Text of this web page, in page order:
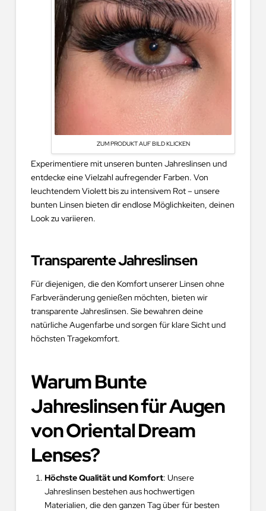
ZUM PRODUKT AUF BILD KLICKEN
Experimentiere mit unseren bunten Jahreslinsen und
entdecke eine Vielzahl aufregender Farben. Von
leuchtendem Violett bis zu intensivem Rot – unsere
bunten Linsen bieten dir endlose Möglichkeiten, deinen
Look zu variieren.
Transparente Jahreslinsen
Für diejenigen, die den Komfort unserer Linsen ohne
Farbveränderung genießen möchten, bieten wir
transparente Jahreslinsen. Sie bewahren deine
natürliche Augenfarbe und sorgen für klare Sicht und
höchsten Tragekomfort.
Warum Bunte
Jahreslinsen für Augen
von Oriental Dream
Lenses?
Höchste Qualität und Komfort: Unsere
Jahreslinsen bestehen aus hochwertigen
Materialien, die den ganzen Tag über für besten